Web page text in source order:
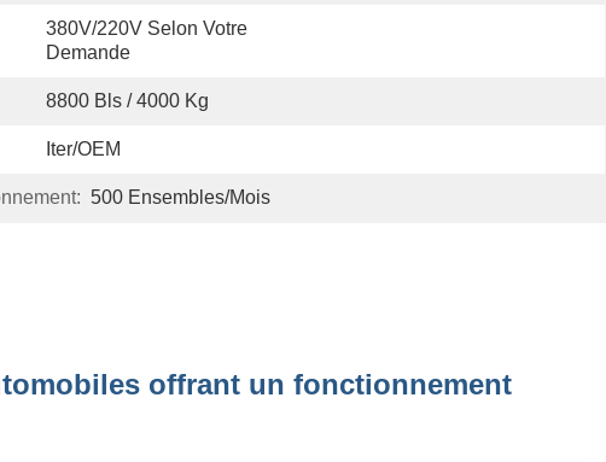
380V/220V Selon Votre
Demande
8800 Bls / 4000 Kg
Iter/OEM
500 Ensembles/mois
offrant un fonctionnement